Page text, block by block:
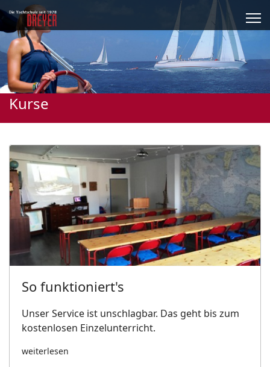
Kurse
So funktioniert's
Unser Service ist unschlagbar. Das geht bis zum
kostenlosen Einzelunterricht.
weiterlesen